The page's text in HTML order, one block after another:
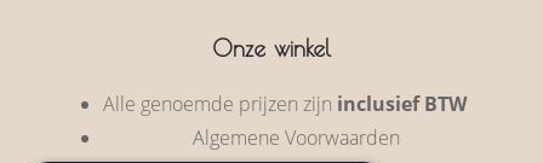
Onze winkel
Alle genoemde prijzen zijn inclusief BTW
Algemene Voorwaarden